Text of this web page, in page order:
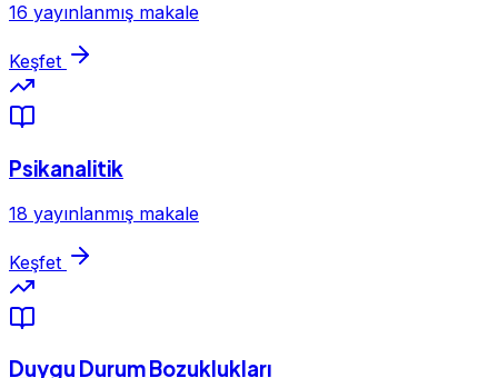
16 yayınlanmış makale
Keşfet
Psikanalitik
18 yayınlanmış makale
Keşfet
Duygu Durum Bozuklukları